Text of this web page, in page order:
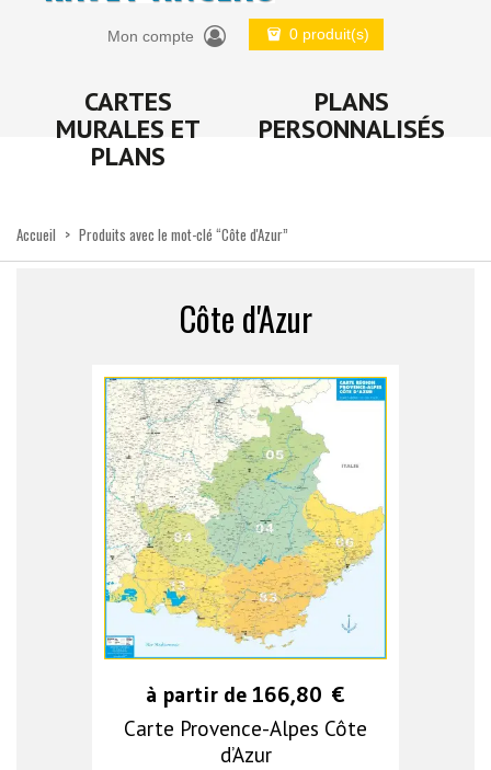
Mon compte 0 produit(s)
CARTES
MURALES ET
PLANS
PLANS
PERSONNALISÉS
Accueil > Produits avec le mot-clé “Côte d'Azur”
Côte d'Azur
à partir de 166,80 €
Carte Provence-Alpes Côte
d’Azur